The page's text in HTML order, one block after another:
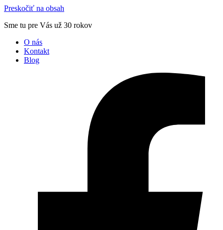
Preskočiť na obsah
Sme tu pre Vás už 30 rokov
O nás
Kontakt
Blog